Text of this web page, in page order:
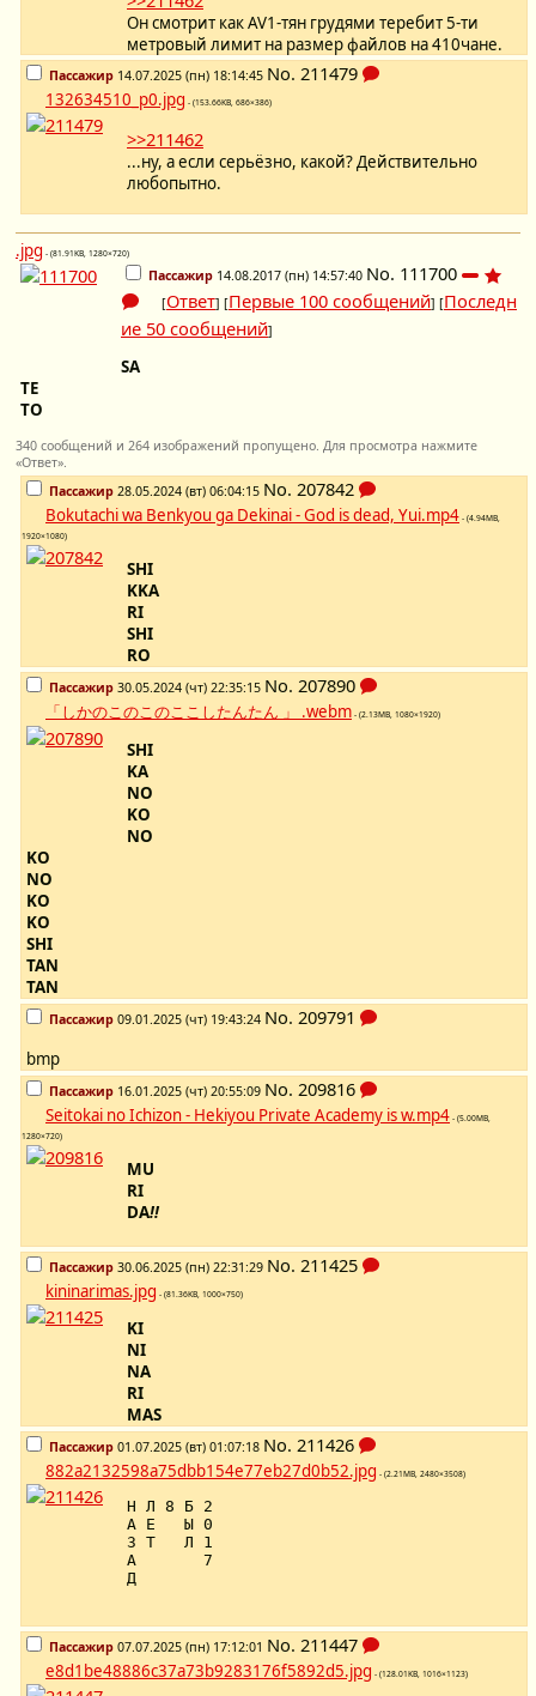
Он смотрит как AV1-тян грудями теребит 5-ти
метровый лимит на размер файлов на 410чане.
Пассажир 14.07.2025 (пн) 18:14:45 No. 211479
132634510_p0.jpg - (153.66KB, 686×386)
>>211462
...ну, а если серьёзно, какой? Действительно
любопытно.
.jpg - (81.91KB, 1280×720)
Пассажир 14.08.2017 (пн) 14:57:40 No. 111700
[Ответ] [Первые 100 сообщений] [Последн
ие 50 сообщений]
SA
TE
TO
340 сообщений и 264 изображений пропущено. Для просмотра нажмите
«Ответ».
Пассажир 28.05.2024 (вт) 06:04:15 No. 207842
Bokutachi wa Benkyou ga Dekinai - God is dead, Yui.mp4 - (4.94MB,
1920×1080)
SHI
KKA
RI
SHI
RO
Пассажир 30.05.2024 (чт) 22:35:15 No. 207890
「しかのこのこのここしたんたん 」 .webm - (2.13MB, 1080×1920)
SHI
KA
NO
KO
NO
KO
NO
KO
KO
SHI
TAN
TAN
Пассажир 09.01.2025 (чт) 19:43:24 No. 209791
bmp
Пассажир 16.01.2025 (чт) 20:55:09 No. 209816
Seitokai no Ichizon - Hekiyou Private Academy is w.mp4 - (5.00MB,
1280×720)
MU
RI
DA!!
Пассажир 30.06.2025 (пн) 22:31:29 No. 211425
kininarimas.jpg - (81.36KB, 1000×750)
KI
NI
NA
RI
MAS
Пассажир 01.07.2025 (вт) 01:07:18 No. 211426
882a2132598a75dbb154e77eb27d0b52.jpg - (2.21MB, 2480×3508)
Н Л 8 Б 2
А Е Ы 0
З Т Л 1
А 7
Д
Пассажир 07.07.2025 (пн) 17:12:01 No. 211447
e8d1be48886c37a73b9283176f5892d5.jpg - (128.01KB, 1016×1123)